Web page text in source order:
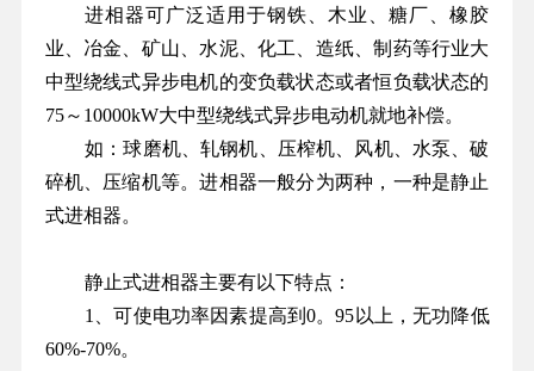
进相器可广泛适用于钢铁、木业、糖厂、橡胶
业、冶金、矿山、水泥、化工、造纸、制药等行业大
中型绕线式异步电机的变负载状态或者恒负载状态的
75～10000kW大中型绕线式异步电动机就地补偿。
如：球磨机、轧钢机、压榨机、风机、水泵、破
碎机、压缩机等。进相器一般分为两种，一种是静止
式进相器。
静止式进相器主要有以下特点：
1
、可使电功率因素提高到0。95 以上，无功降低
60%-70%。